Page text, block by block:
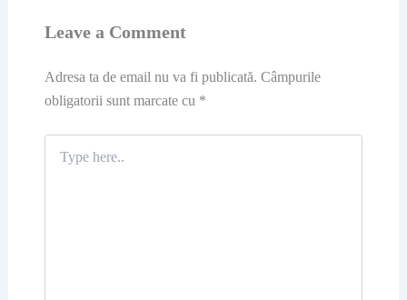
Leave a Comment
Adresa ta de email nu va fi publicată. Câmpurile
obligatorii sunt marcate cu *
here..